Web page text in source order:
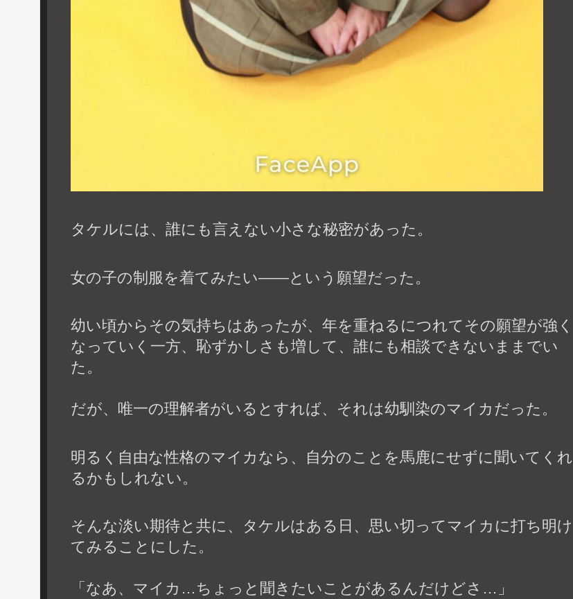
タケルには、誰にも言えない小さな秘密があった。
女の子の制服を着てみたい――という願望だった。
幼い頃からその気持ちはあったが、年を重ねるにつれてその願望が強く
なっていく一方、恥ずかしさも増して、誰にも相談できないままでい
た。
だが、唯一の理解者がいるとすれば、それは幼馴染のマイカだった。
明るく自由な性格のマイカなら、自分のことを馬鹿にせずに聞いてくれ
るかもしれない。
そんな淡い期待と共に、タケルはある日、思い切ってマイカに打ち明け
てみることにした。
「なあ、マイカ…ちょっと聞きたいことがあるんだけどさ…」